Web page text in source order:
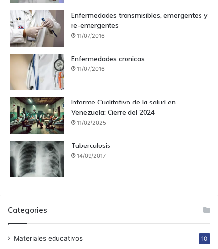
Enfermedades transmisibles, emergentes y
re-emergentes
11/07/2016
Enfermedades crónicas
11/07/2016
Informe Cualitativo de la salud en
Venezuela: Cierre del 2024
11/02/2025
Tuberculosis
14/09/2017
Categories
Materiales educativos 10